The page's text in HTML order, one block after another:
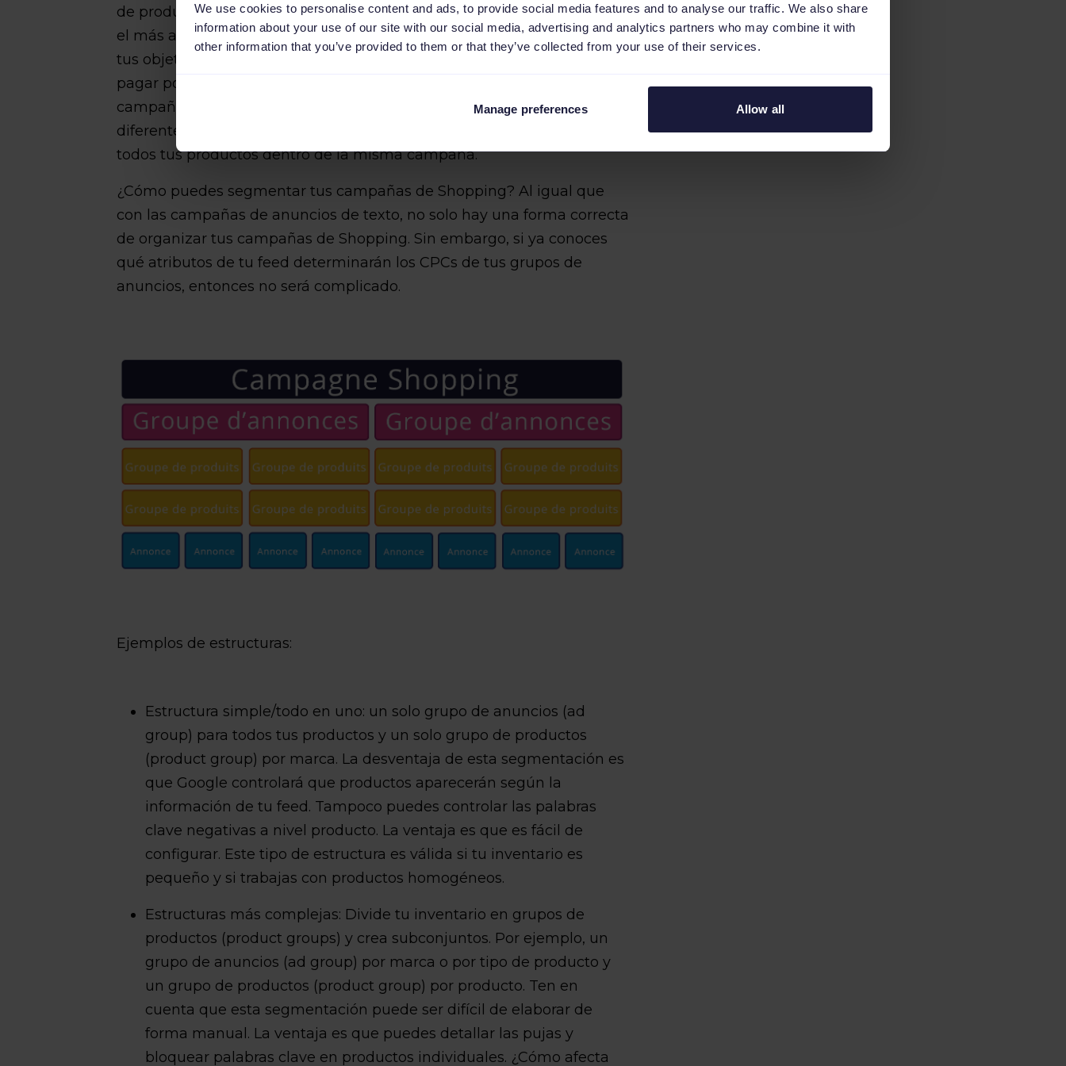
We use cookies to personalise content and ads, to provide social media features and to analyse our traffic. We also share
information about your use of our site with our social media, advertising and analytics partners who may combine it with
other information that you’ve provided to them or that they’ve collected from your use of their services.
Manage preferences Allow all
de producto (ads/product groups) para estructurar tus productos desde
el más amplio al más específico. Esta estructura debe corresponder con
tus objetivos de marketing, dependiendo de cuánto estés dispuesto a
pagar por tipo de producto. ¿Por qué es tan importante segmentar las
campañas de Shopping correctamente? Si quieres ajustar tus CPC para
diferentes productos o diferentes categorías, no será posible si tienes
todos tus productos dentro de la misma campaña.
¿Cómo puedes segmentar tus campañas de Shopping? Al igual que
con las campañas de anuncios de texto, no solo hay una forma correcta
de organizar tus campañas de Shopping. Sin embargo, si ya conoces
qué atributos de tu feed determinarán los CPCs de tus grupos de
anuncios, entonces no será complicado.
Ejemplos de estructuras:
Estructura simple/todo en uno: un solo grupo de anuncios (ad
group) para todos tus productos y un solo grupo de productos
(product group) por marca. La desventaja de esta segmentación es
que Google controlará que productos aparecerán según la
información de tu feed. Tampoco puedes controlar las palabras
clave negativas a nivel producto. La ventaja es que es fácil de
configurar. Este tipo de estructura es válida si tu inventario es
pequeño y si trabajas con productos homogéneos.
Estructuras más complejas: Divide tu inventario en grupos de
productos (product groups) y crea subconjuntos. Por ejemplo, un
grupo de anuncios (ad group) por marca o por tipo de producto y
un grupo de productos (product group) por producto. Ten en
cuenta que esta segmentación puede ser difícil de elaborar de
forma manual. La ventaja es que puedes detallar las pujas y
bloquear palabras clave en productos individuales. ¿Cómo afecta